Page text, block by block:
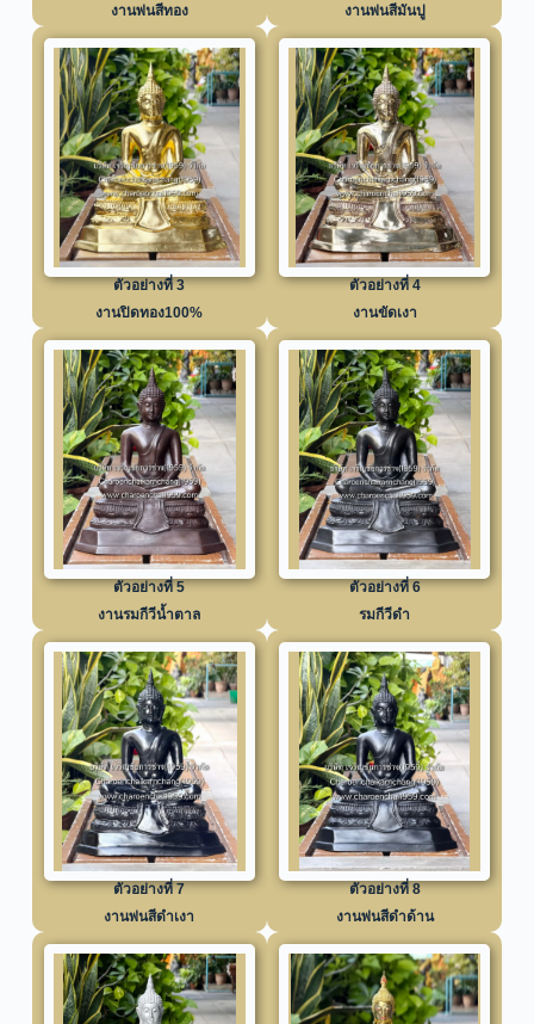
งานพ่นสีทอง
งานพ่นสีมันปู
ตัวอย่างที่ 3
งานปิดทอง100%
ตัวอย่างที่ 4
งานขัดเงา
ตัวอย่างที่ 5
งานรมกีวีน้ำตาล
ตัวอย่างที่ 6
รมกีวีดำ
ตัวอย่างที่ 7
งานพ่นสีดำเงา
ตัวอย่างที่ 8
งานพ่นสีดำด้าน